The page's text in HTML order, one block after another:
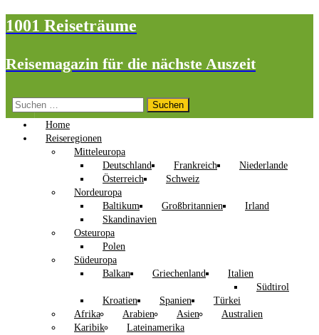
1001 Reiseträume
Reisemagazin für die nächste Auszeit
Suchen
nach:
Home
Reiseregionen
Mitteleuropa
Deutschland
Frankreich
Niederlande
Österreich
Schweiz
Nordeuropa
Baltikum
Großbritannien
Irland
Skandinavien
Osteuropa
Polen
Südeuropa
Balkan
Griechenland
Italien
Südtirol
Kroatien
Spanien
Türkei
Afrika
Arabien Asien
Australien
Karibik
Lateinamerika